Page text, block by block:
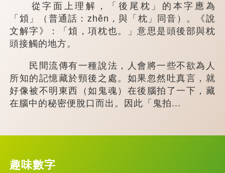
從字面上理解，「後尾枕」的本字應為
「䪴」（普通話：zhěn，與「枕」同音）。《說
文解字》：「䪴，項枕也。」意思是頭後部與枕
頭接觸的地方。
民間流傳有一種說法，人會將一些不欲為人
所知的記憶藏於頸後之處。如果忽然吐真言，就
好像被不明東西（如鬼魂）在後腦拍了一下，藏
在腦中的秘密便脫口而出。因此「鬼拍...
趣味數字